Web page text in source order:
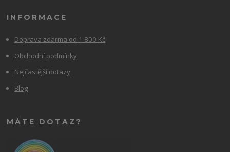
INFORMACE
Doprava zdarma od 1 800 Kč
Obchodní podmínky
Nejčastější dotazy
Blog
MÁTE DOTAZ?